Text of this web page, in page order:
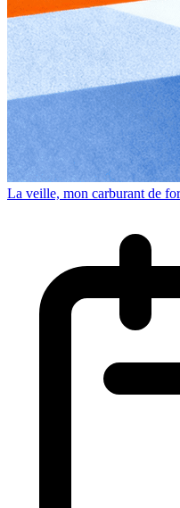
La veille, mon carburant de